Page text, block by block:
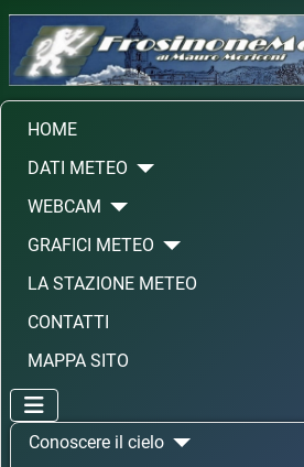
HOME
DATI METEO
WEBCAM
GRAFICI METEO
LA STAZIONE METEO
CONTATTI
MAPPA SITO
Conoscere il cielo